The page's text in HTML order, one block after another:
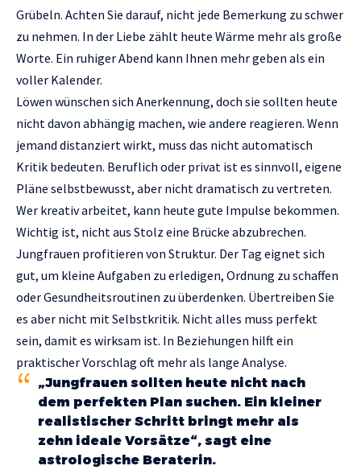
Grübeln. Achten Sie darauf, nicht jede Bemerkung zu schwer
zu nehmen. In der Liebe zählt heute Wärme mehr als große
Worte. Ein ruhiger Abend kann Ihnen mehr geben als ein
voller Kalender.
Löwen wünschen sich Anerkennung, doch sie sollten heute
nicht davon abhängig machen, wie andere reagieren. Wenn
jemand distanziert wirkt, muss das nicht automatisch
Kritik bedeuten. Beruflich oder privat ist es sinnvoll, eigene
Pläne selbstbewusst, aber nicht dramatisch zu vertreten.
Wer kreativ arbeitet, kann heute gute Impulse bekommen.
Wichtig ist, nicht aus Stolz eine Brücke abzubrechen.
Jungfrauen profitieren von Struktur. Der Tag eignet sich
gut, um kleine Aufgaben zu erledigen, Ordnung zu schaffen
oder Gesundheitsroutinen zu überdenken. Übertreiben Sie
es aber nicht mit Selbstkritik. Nicht alles muss perfekt
sein, damit es wirksam ist. In Beziehungen hilft ein
praktischer Vorschlag oft mehr als lange Analyse.
„Jungfrauen sollten heute nicht nach
dem perfekten Plan suchen. Ein kleiner
realistischer Schritt bringt mehr als
zehn ideale Vorsätze“, sagt eine
astrologische Beraterin.